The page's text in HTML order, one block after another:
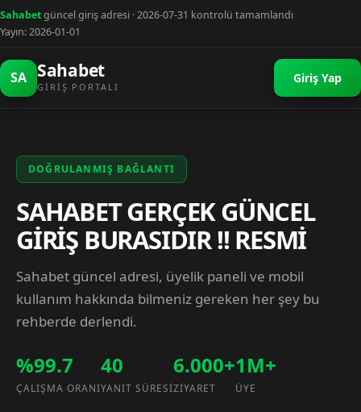
Sahabetgüncel giriş adresi · 2026-07-31 kontrolü tamamlandı
Yayın: 2026-01-01
SA Sahabet
GIRIŞ PORTALI
Giriş Yap
DOĞRULANMIŞ BAĞLANTI
SAHABET GERÇEK GÜNCEL
GİRİŞ BURASIDIR !! RESMİ
Sahabet güncel adresi, üyelik paneli ve mobil
kullanım hakkında bilmeniz gereken her şey bu
rehberde derlendi.
%99.7
ÇALIŞMA ORANI
40
YANIT SÜRESI
6.000+
ZIYARET
1M+
ÜYE